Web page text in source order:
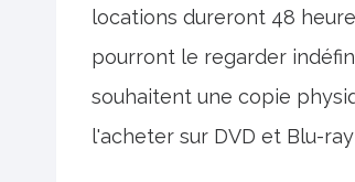
locations dureront 48
pourront le regarder
souhaitent une copie
l'acheter sur DVD et Blu-